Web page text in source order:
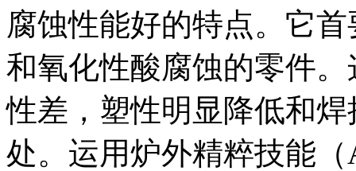
腐蚀性能好的特点。它
和氧化性酸腐蚀的零件
性差，塑性明显降低和
处。运用炉外精粹技能